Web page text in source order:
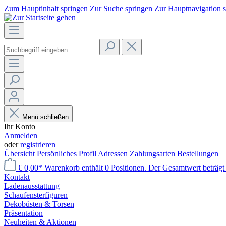
Zum Hauptinhalt springen Zur Suche springen Zur Hauptnavigation
Menü schließen
Ihr Konto
Anmelden
oderregistrieren
Übersicht Persönliches Profil Adressen Zahlungsarten Bestellungen
€ 0,00* Warenkorb enthält 0 Positionen. Der Gesamtwert
Kontakt
Laden­ausstattung
Schaufenster­figuren
Dekobüsten & Torsen
Präsentation
Neuheiten & Aktionen